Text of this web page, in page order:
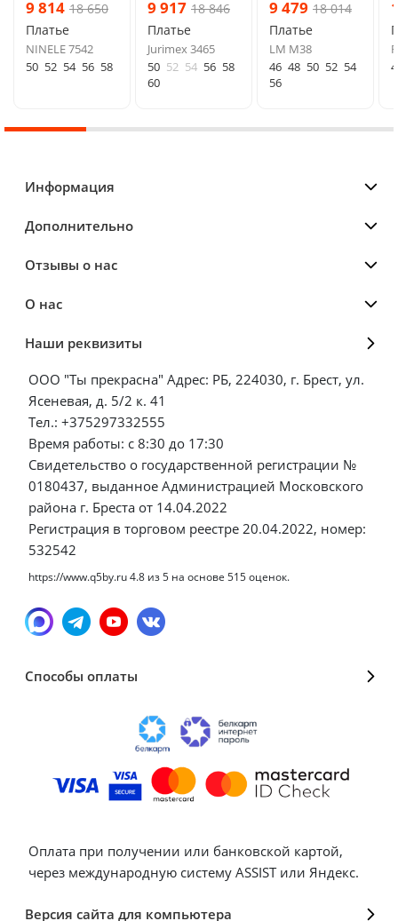
9 814 18 650
Платье
NINELE 7542
50 52 54 56 58
9 917 18 846
Платье
Jurimex 3465
50 52 54 56 58
60
9 479 18 014
Платье
LM М38
46 48 50 52 54
56
Информация
Дополнительно
Отзывы о нас
О нас
Наши реквизиты
ООО "Ты прекрасна" Адрес: РБ, 224030, г. Брест, ул.
Ясеневая, д. 5/2 к. 41
Тел.: +375297332555
Время работы: с 8:30 до 17:30
Свидетельство о государственной регистрации №
0180437, выданное Администрацией Московского
района г. Бреста от 14.04.2022
Регистрация в торговом реестре 20.04.2022, номер:
532542
https://www.q5by.ru4.8 из5 на основе 515оценок.
Способы оплаты
Оплата при получении или банковской картой,
через международную систему ASSIST или Яндекс.
Версия сайта для компьютера